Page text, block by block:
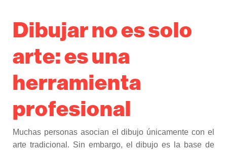
Dibujar no es solo
arte: es una
herramienta
profesional
Muchas personas asocian el dibujo únicamente con el
arte tradicional. Sin embargo, el dibujo es la base de